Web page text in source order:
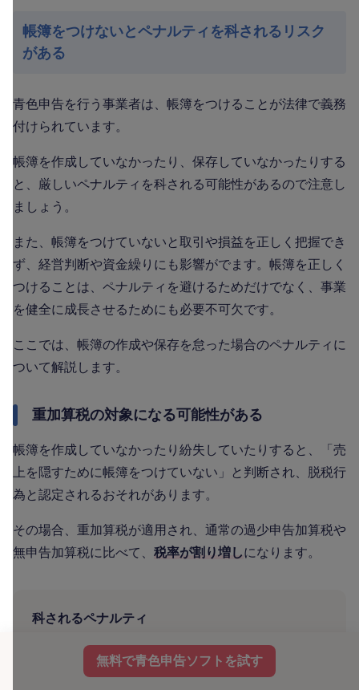
無料で青色申告ソフトを試す
帳簿をつけないとペナルティを科されるリスク
がある
青色申告を行う事業者は、帳簿をつけることが法律で義務
付けられています。
帳簿を作成していなかったり、保存していなかったりする
と、厳しいペナルティを科される可能性があるので注意し
ましょう。
また、帳簿をつけていないと取引や損益を正しく把握でき
ず、経営判断や資金繰りにも影響がでます。帳簿を正しく
つけることは、ペナルティを避けるためだけでなく、事業
を健全に成長させるためにも必要不可欠です。
ここでは、帳簿の作成や保存を怠った場合のペナルティに
ついて解説します。
重加算税の対象になる可能性がある
帳簿を作成していなかったり紛失していたりすると、「売
上を隠すために帳簿をつけていない」と判断され、脱税行
為と認定されるおそれがあります。
その場合、重加算税が適用され、通常の過少申告加算税や
無申告加算税に比べて、 税率が割り増しになります。
科されるペナルティ
納付税額の35～40%を追加で徴収される